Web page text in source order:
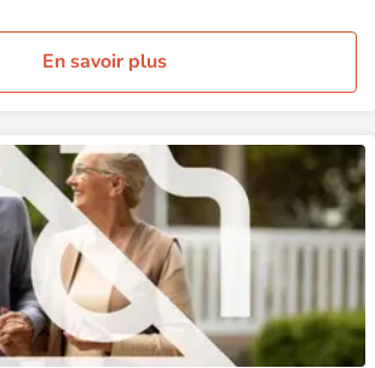
En savoir plus